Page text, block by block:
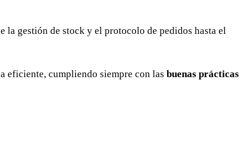
la gestión de stock y el protocolo de pedidos hasta el
eficiente, cumpliendo siempre con las buenas prácticas